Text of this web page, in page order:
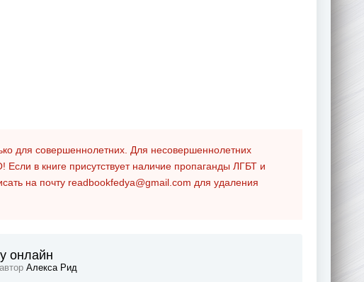
для совершеннолетних. Для несовершеннолетних
Если в книге присутствует наличие пропаганды ЛГБТ и
на почту readbookfedya@gmail.com для удаления
онлайн
Алекса Рид